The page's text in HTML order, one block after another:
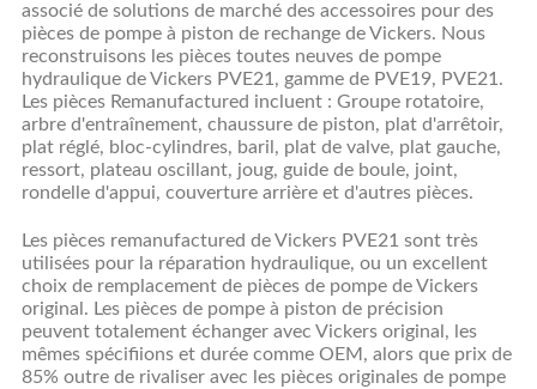
associé de solutions de marché des accessoires pour des
pièces de pompe à piston de rechange de Vickers. Nous
reconstruisons les pièces toutes neuves de pompe
hydraulique de Vickers PVE21, gamme de PVE19, PVE21.
Les pièces Remanufactured incluent : Groupe rotatoire,
arbre d'entraînement, chaussure de piston, plat d'arrêtoir,
plat réglé, bloc-cylindres, baril, plat de valve, plat gauche,
ressort, plateau oscillant, joug, guide de boule, joint,
rondelle d'appui, couverture arrière et d'autres pièces.
Les pièces remanufactured de Vickers PVE21 sont très
utilisées pour la réparation hydraulique, ou un excellent
choix de remplacement de pièces de pompe de Vickers
original. Les pièces de pompe à piston de précision
peuvent totalement échanger avec Vickers original, les
mêmes spécifiions et durée comme OEM, alors que prix de
85% outre de rivaliser avec les pièces originales de pompe